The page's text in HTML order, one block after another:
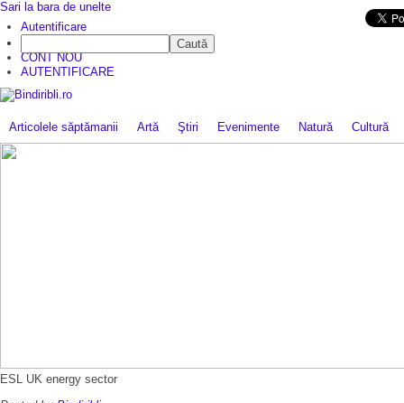
CONT NOU
AUTENTIFICARE
Articolele săptămanii Artă Ştiri Evenimente Natură Cultură
ESL UK energy sector
Sari la bara de unelte
Autentificare
Caută